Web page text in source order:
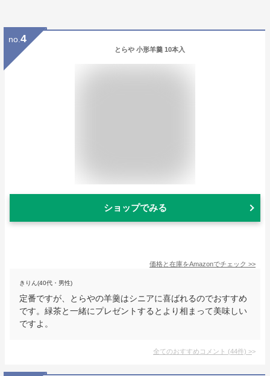
no. 4
とらや 小形羊羹 10本入
ショップでみる
価格と在庫をAmazonでチェック >>
きりん(40代・男性)
定番ですが、とらやの羊羹はシニアに喜ばれるのでおすすめ
です。緑茶と一緒にプレゼントするとより相まって美味しい
ですよ。
全てのおすすめコメント (44件) >